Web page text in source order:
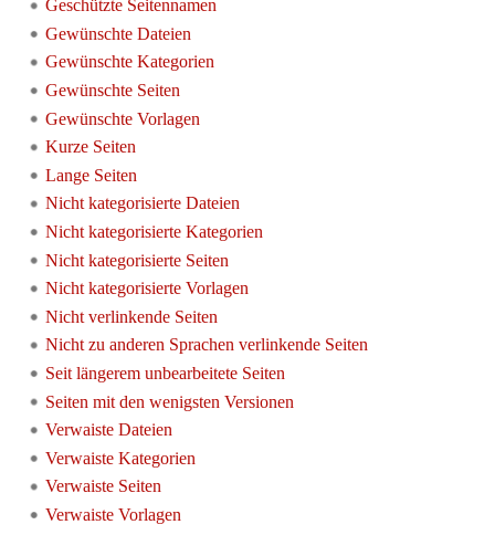
Geschützte Seitennamen
Gewünschte Dateien
Gewünschte Kategorien
Gewünschte Seiten
Gewünschte Vorlagen
Kurze Seiten
Lange Seiten
Nicht kategorisierte Dateien
Nicht kategorisierte Kategorien
Nicht kategorisierte Seiten
Nicht kategorisierte Vorlagen
Nicht verlinkende Seiten
Nicht zu anderen Sprachen verlinkende Seiten
Seit längerem unbearbeitete Seiten
Seiten mit den wenigsten Versionen
Verwaiste Dateien
Verwaiste Kategorien
Verwaiste Seiten
Verwaiste Vorlagen